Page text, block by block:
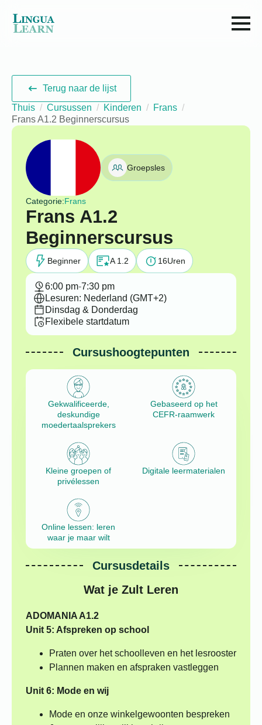
Terug naar de lijst
Thuis
Cursussen Kinderen
Frans
Frans A1.2 Beginnerscursus
Groepsles
Categorie:Frans
Frans A1.2
Beginnerscursus
Beginner A 1.2 16Uren
6:00 pm-7:30 pm
Lesuren: Nederland (GMT+2)
Dinsdag & Donderdag
Flexibele startdatum
Cursushoogtepunten
Gekwalificeerde,
deskundige
moedertaalsprekers
Gebaseerd op het
CEFR-raamwerk
Kleine groepen of
privélessen
Digitale leermaterialen
Online lessen: leren
waar je maar wilt
Cursusdetails
Wat je Zult Leren
ADOMANIA A1.2
Unit 5: Afspreken op school
Praten over het schoolleven en het lesrooster
Plannen maken en afspraken vastleggen
Unit 6: Mode en wij
Mode en onze winkelgewoonten bespreken